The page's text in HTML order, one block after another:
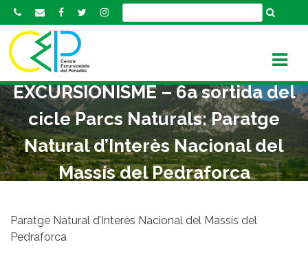
k
o
c
o
n
t
e
EXCURSIONISME – 6a sortida del
cicle Parcs Naturals: Paratge
Natural d’Interès Nacional del
Massís del Pedraforca
Paratge Natural d’Interès Nacional del Massís del
Pedraforca